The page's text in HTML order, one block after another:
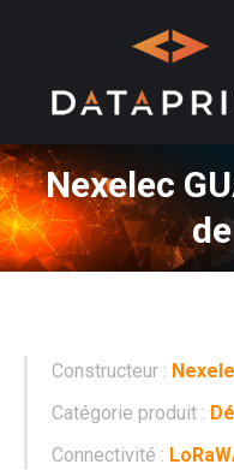
Nexelec
Constructeur :
Catégorie produit :
Connectivité :